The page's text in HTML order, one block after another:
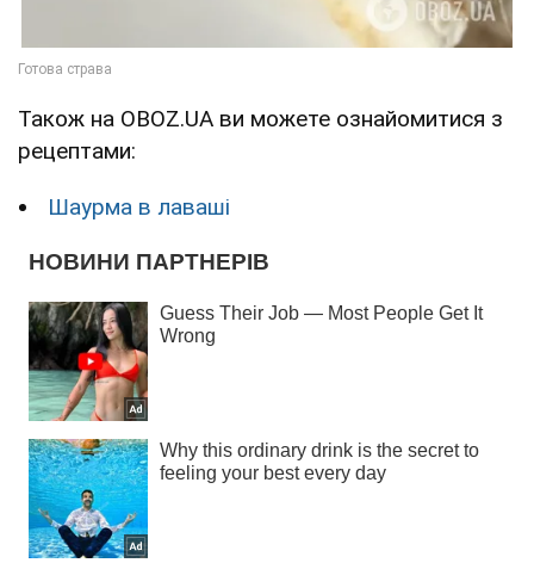
Також на OBOZ.UA ви можете ознайомитися з
рецептами:
Шаурма в лаваші